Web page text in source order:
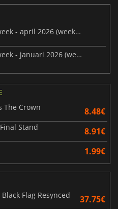
Niuwe Videogames van de week - april 2026 (week 16)
Niuwe Videogames van de week - januari 2026 (week 2)
The Crown
8.48€
Stand 8.91€
1.99€
Flag Resynced
37.75€